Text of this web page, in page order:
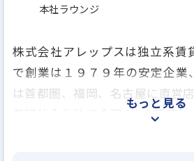
本社ラウンジ
株式会社アレップスは独立系賃
で創業は１９７９年の安定企業
は首都圏、福岡、名古屋に直営
年間仲介件数で全国4位の賃貸仲
もっと見る